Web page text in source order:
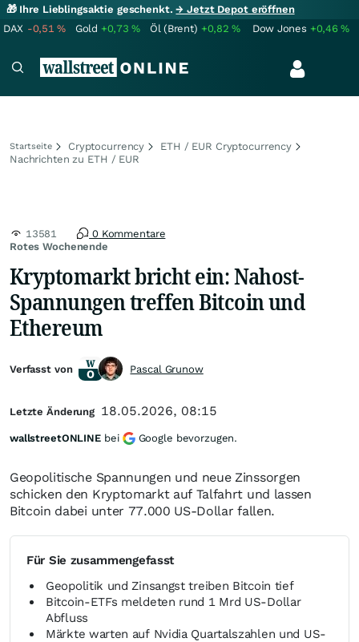
🎁 Ihre Lieblingsaktie geschenkt.→ Jetzt Depot eröffnen
DAX -0,51% Gold +0,73% Öl (Brent) +0,82% Dow Jones +0,46%
Startseite Cryptocurrency
ETH / EUR Cryptocurrency
Nachrichten zu ETH / EUR
Rotes Wochenende
13581 0 Kommentare
Kryptomarkt bricht ein: Nahost-
Spannungen treffen Bitcoin und
Ethereum
Geopolitische Spannungen und neue Zinssorgen
schicken den Kryptomarkt auf Talfahrt und lassen
Bitcoin dabei unter 77.000 US-Dollar fallen.
Für Sie zusammengefasst
Geopolitik und Zinsangst treiben Bitcoin tief
Bitcoin-ETFs meldeten rund 1 Mrd US-Dollar
Abfluss
Märkte warten auf Nvidia Quartalszahlen und US-
Verfasst von Pascal Grunow
Letzte Änderung 18.05.2026, 08:15
wallstreetONLINE bei Google bevorzugen.